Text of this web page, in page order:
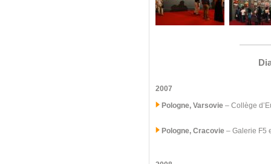
2007
Pologne, Varsovie – Collège
Pologne, Cracovie – Galerie F5